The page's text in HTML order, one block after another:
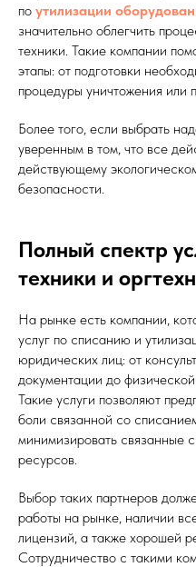
по утилизации
значительно облегчить
техники. Такие компании
этапы: от подготовки
процедуры уничтожения или
Более того, если выбрать
уверенным в том, что все
действующему
безопасности.
Полный спектр
техники и
На рынке есть компании,
услуг по списанию и
юридических лиц: от
документации до
Такие услуги позволяют
боли связанной со
минимизировать связанные
ресурсов.
Выбор таких партнеров
работы на рынке, наличии
лицензий, а также хорошей
Сотрудничество с такими